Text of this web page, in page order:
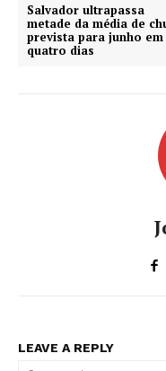
Salvador ultrapassa
metade da média de
prevista para junho em
quatro dias
LEAVE A REPLY